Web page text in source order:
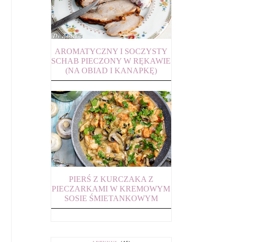
AROMATYCZNY I SOCZYSTY
SCHAB PIECZONY W RĘKAWIE
(NA OBIAD I KANAPKĘ)
PIERŚ Z KURCZAKA Z
PIECZARKAMI W KREMOWYM
SOSIE ŚMIETANKOWYM